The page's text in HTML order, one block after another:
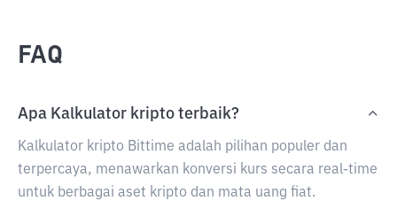
FAQ
Apa Kalkulator kripto terbaik?
Kalkulator kripto Bittime adalah pilihan populer dan
terpercaya, menawarkan konversi kurs secara real-time
untuk berbagai aset kripto dan mata uang fiat.